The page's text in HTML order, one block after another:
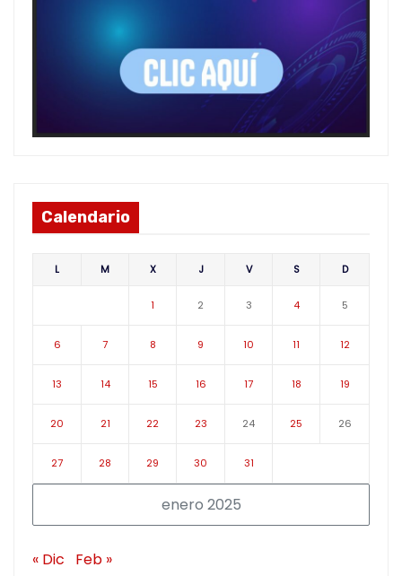
Calendario
enero 2025
L M X J V S D
1 2 3 4 5
6 7 8 9 10 11 12
13 14 15 16 17 18 19
20 21 22 23 24 25 26
27 28 29 30 31
« Dic Feb »